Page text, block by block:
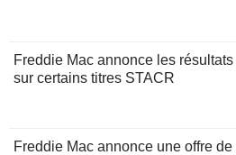
Freddie Mac annonce les
sur certains titres STACR
Freddie Mac annonce une offre